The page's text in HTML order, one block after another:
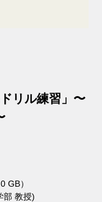
リル練習」〜
GB）
部 教授)